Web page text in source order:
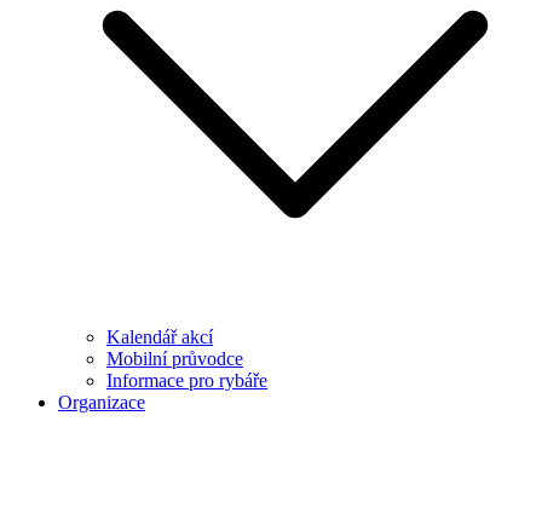
Kalendář akcí
Mobilní průvodce
Informace pro rybáře
Organizace